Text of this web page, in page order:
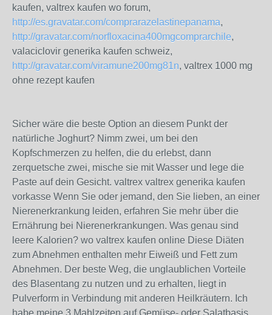
kaufen, valtrex kaufen wo forum,
http://es.gravatar.com/comprarazelastinepanama,
http://gravatar.com/norfloxacina400mgcomprarchile,
valaciclovir generika kaufen schweiz,
http://gravatar.com/viramune200mg81n, valtrex 1000 mg
ohne rezept kaufen
Sicher wäre die beste Option an diesem Punkt der
natürliche Joghurt? Nimm zwei, um bei den
Kopfschmerzen zu helfen, die du erlebst, dann
zerquetsche zwei, mische sie mit Wasser und lege die
Paste auf dein Gesicht. valtrex valtrex generika kaufen
vorkasse Wenn Sie oder jemand, den Sie lieben, an einer
Nierenerkrankung leiden, erfahren Sie mehr über die
Ernährung bei Nierenerkrankungen. Was genau sind
leere Kalorien? wo valtrex kaufen online Diese Diäten
zum Abnehmen enthalten mehr Eiweiß und Fett zum
Abnehmen. Der beste Weg, die unglaublichen Vorteile
des Blasentang zu nutzen und zu erhalten, liegt in
Pulverform in Verbindung mit anderen Heilkräutern. Ich
habe meine 3 Mahlzeiten auf Gemüse- oder Salatbasis